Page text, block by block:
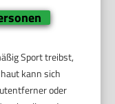
Sport treibst,
kann sich
oder